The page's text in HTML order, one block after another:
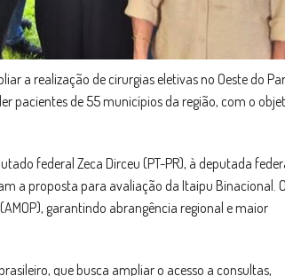
a realização de cirurgias eletivas no Oeste do
pacientes de 55 municípios da região, com o
federal Zeca Dirceu (PT-PR), à deputada
a proposta para avaliação da Itaipu Binacional. O
garantindo abrangência regional e maior
que busca ampliar o acesso a consultas,